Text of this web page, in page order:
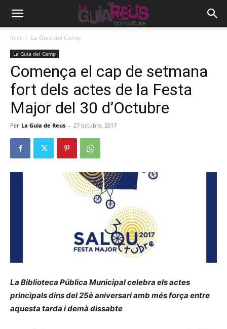
Inici La Guia del Camp
La Guia del Camp
Comença el cap de setmana
fort dels actes de la Festa
Major del 30 d’Octubre
Per La Guia de Reus - 27 octubre, 2017
La Biblioteca Pública Municipal celebra els actes
principals dins del 25è aniversari amb més força entre
aquesta tarda i demà dissabte